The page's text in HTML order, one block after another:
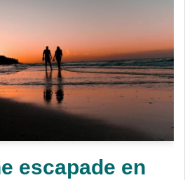
escapade en